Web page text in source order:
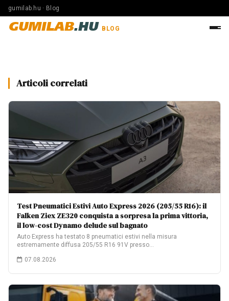
gumilab.hu · Blog
GUMILAB.HU BLOG
Articoli correlati
Test Pneumatici Estivi Auto Express 2026 (205/55 R16): il
Falken Ziex ZE320 conquista a sorpresa la prima vittoria,
il low-cost Dynamo delude sul bagnato
Auto Express ha testato 8 pneumatici estivi nella misura
estremamente diffusa 205/55 R16 91V presso…
07.08.2026